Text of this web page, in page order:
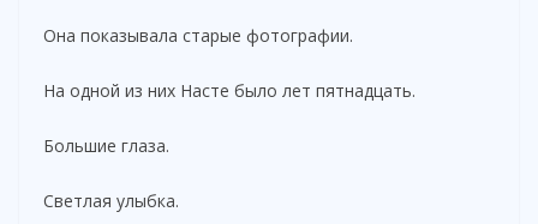
Она показывала старые фотографии.
На одной из них Насте было лет пятнадцать.
Большие глаза.
Светлая улыбка.